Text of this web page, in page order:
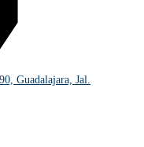
Guadalajara, Jal.